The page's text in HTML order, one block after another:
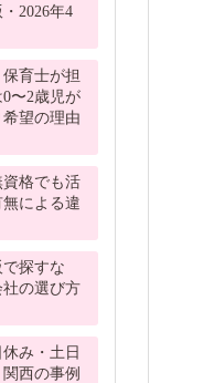
2026年4
保育士が担
〜2歳児が
望の理由
格でも活
による違
探すな
の選び方
み・土日
西の事例